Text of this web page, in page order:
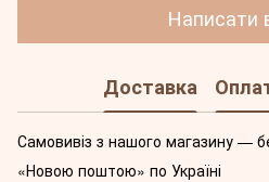
Написати
Доставка
Самовивіз з нашого магазину —
«Новою поштою» по Україні